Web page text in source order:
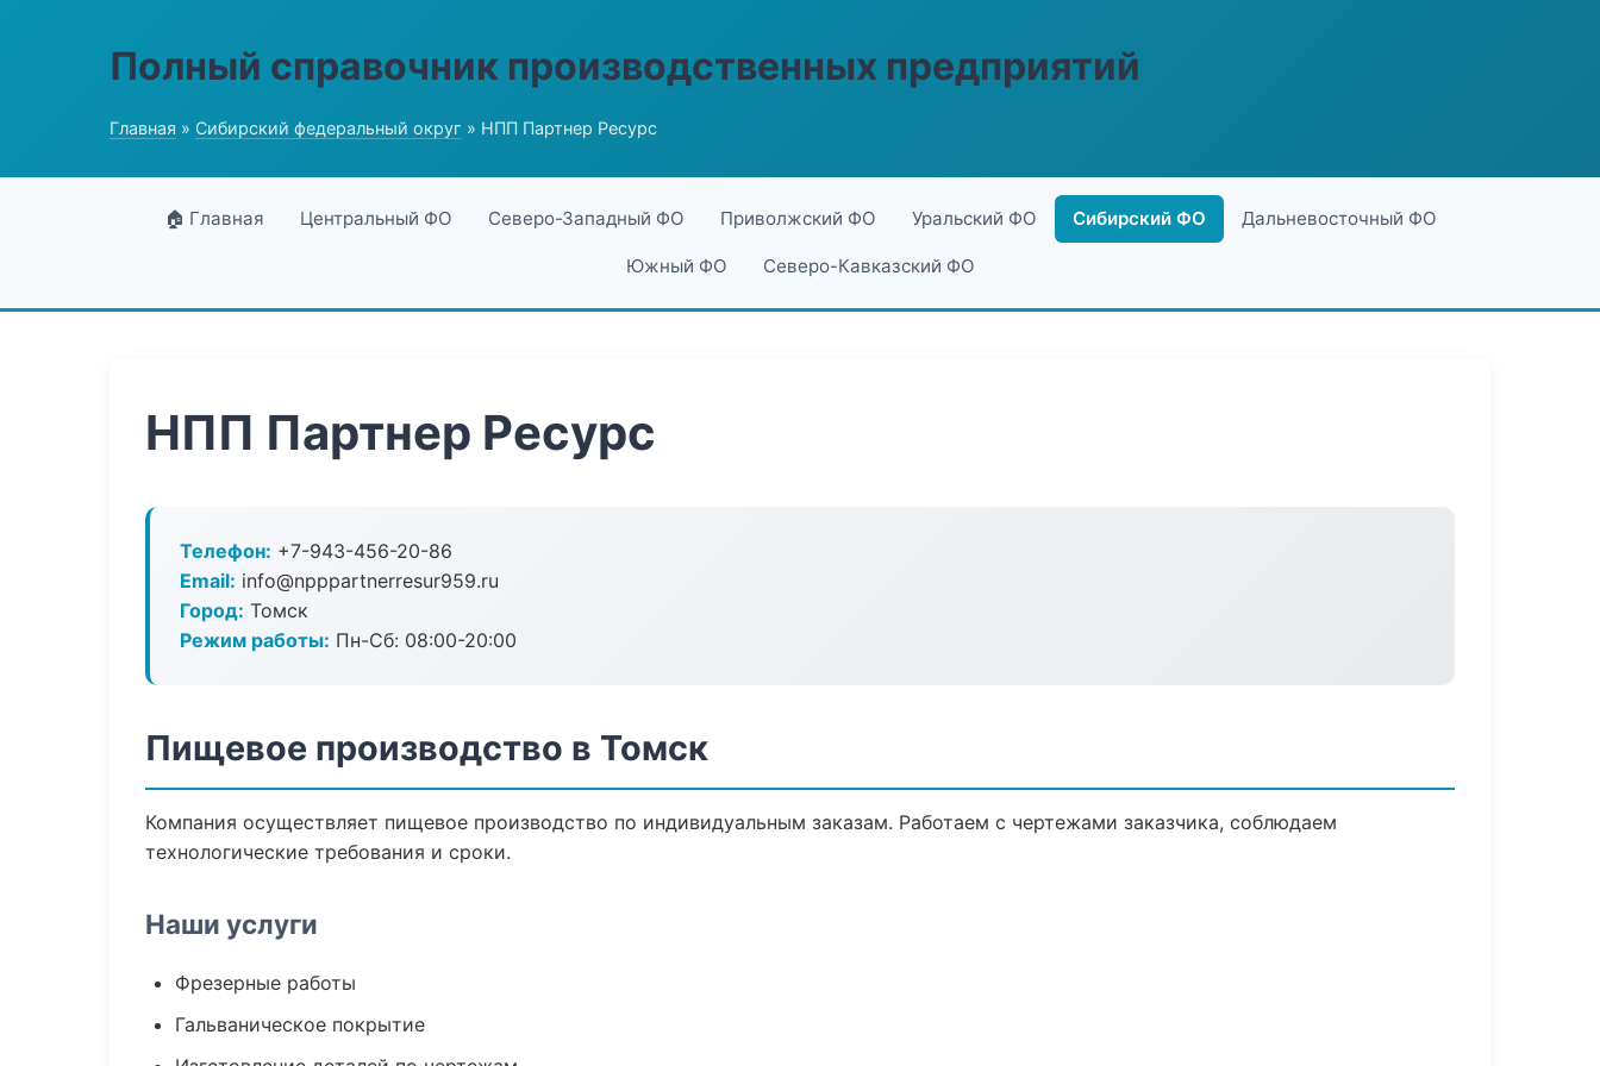
Полный справочник производственных предприятий
Главная » Сибирский федеральный округ » НПП Партнер Ресурс
🏠 Главная Центральный ФО Северо-Западный ФО Приволжский ФО Уральский ФО Сибирский ФО Дальневосточный ФО
Южный ФО Северо-Кавказский ФО
НПП Партнер Ресурс
Телефон: +7-943-456-20-86
Email: info@npppartnerresur959.ru
Город: Томск
Режим работы: Пн-Сб: 08:00-20:00
Пищевое производство в Томск
Компания осуществляет пищевое производство по индивидуальным заказам. Работаем с чертежами заказчика, соблюдаем
технологические требования и сроки.
Наши услуги
Фрезерные работы
Гальваническое покрытие